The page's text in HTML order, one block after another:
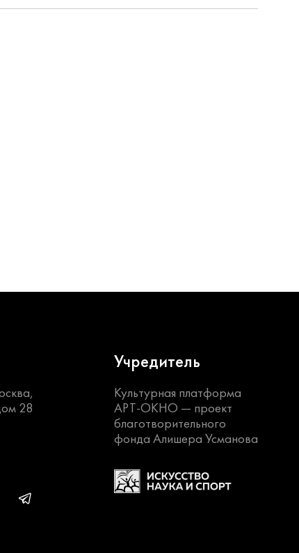
28
Учредитель
Культурная платформа
АРТ-ОКНО — проект
благотворительного
фонда Алишера Усманова